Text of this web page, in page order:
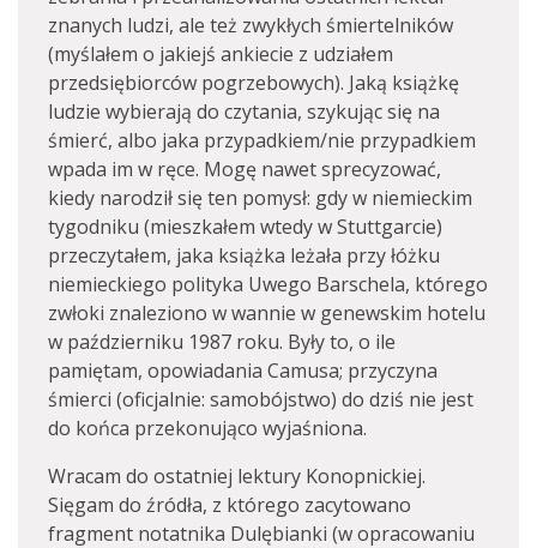
znanych ludzi, ale też zwykłych śmiertelników
(myślałem o jakiejś ankiecie z udziałem
przedsiębiorców pogrzebowych). Jaką książkę
ludzie wybierają do czytania, szykując się na
śmierć, albo jaka przypadkiem/nie przypadkiem
wpada im w ręce. Mogę nawet sprecyzować,
kiedy narodził się ten pomysł: gdy w niemieckim
tygodniku (mieszkałem wtedy w Stuttgarcie)
przeczytałem, jaka książka leżała przy łóżku
niemieckiego polityka Uwego Barschela, którego
zwłoki znaleziono w wannie w genewskim hotelu
w październiku 1987 roku. Były to, o ile
pamiętam, opowiadania Camusa; przyczyna
śmierci (oficjalnie: samobójstwo) do dziś nie jest
do końca przekonująco wyjaśniona.
Wracam do ostatniej lektury Konopnickiej.
Sięgam do źródła, z którego zacytowano
fragment notatnika Dulębianki (w opracowaniu